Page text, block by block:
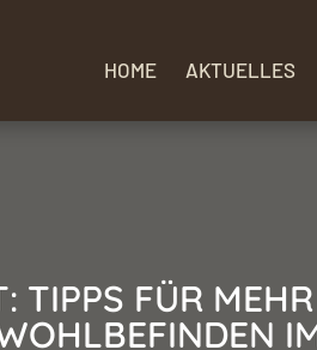
HOME AKTUELLES
TIPPS FÜR MEHR